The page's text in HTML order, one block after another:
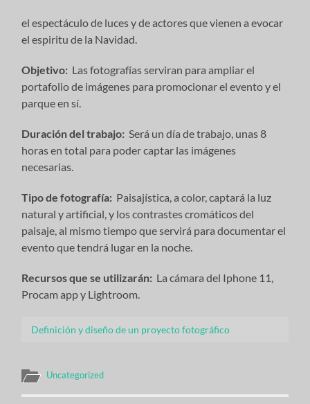
el espectáculo de luces y de actores que vienen a evocar
el espiritu de la Navidad.
Objetivo: Las fotografías serviran para ampliar el
portafolio de imágenes para promocionar el evento y el
parque en sí.
Duración del trabajo: Será un día de trabajo, unas 8
horas en total para poder captar las imágenes
necesarias.
Tipo de fotografía: Paisajística, a color, captará la luz
natural y artificial, y los contrastes cromáticos del
paisaje, al mismo tiempo que servirá para documentar el
evento que tendrá lugar en la noche.
Recursos que se utilizarán: La cámara del Iphone 11,
Procam app y Lightroom.
Definición y diseño de un proyecto fotográfico
Uncategorized